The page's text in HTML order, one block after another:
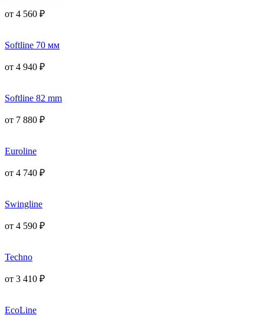
от 4 560 ₽
Softline 70 мм
от 4 940 ₽
Softline 82 mm
от 7 880 ₽
Euroline
от 4 740 ₽
Swingline
от 4 590 ₽
Techno
от 3 410 ₽
EcoLine